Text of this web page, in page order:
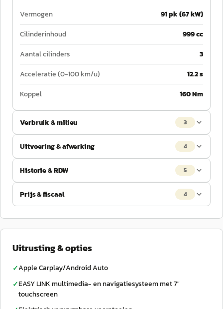
Vermogen
91 pk (67 kW)
Cilinderinhoud
999 cc
Aantal cilinders
3
Acceleratie (0-100 km/u)
12.2 s
Koppel
160 Nm
Verbruik & milieu 3
Uitvoering & afwerking 4
Historie & RDW 5
Prijs & fiscaal 4
Uitrusting & opties
✓Apple Carplay/Android Auto
✓EASY LINK multimedia- en navigatiesysteem met 7"
touchscreen